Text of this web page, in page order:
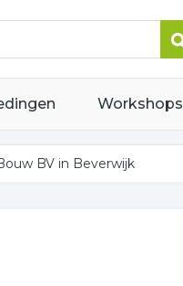
Workshops
BV in Beverwijk